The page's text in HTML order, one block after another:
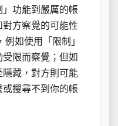
功能到嚴厲的帳
方察覺的可能性
如使用「限制」
限而察覺；但如
藏，對方則可能
搜尋不到你的帳